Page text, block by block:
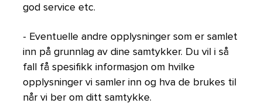
god service etc.
- Eventuelle andre opplysninger som er samlet
inn på grunnlag av dine samtykker. Du vil i så
fall få spesifikk informasjon om hvilke
opplysninger vi samler inn og hva de brukes til
når vi ber om ditt samtykke.